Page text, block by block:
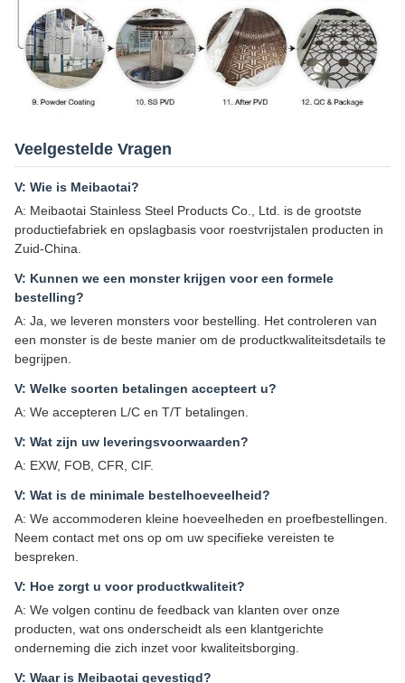
Veelgestelde Vragen
V: Wie is Meibaotai?
A: Meibaotai Stainless Steel Products Co., Ltd. is de grootste
productiefabriek en opslagbasis voor roestvrijstalen producten in
Zuid-China.
V: Kunnen we een monster krijgen voor een formele
bestelling?
A: Ja, we leveren monsters voor bestelling. Het controleren van
een monster is de beste manier om de productkwaliteitsdetails te
begrijpen.
V: Welke soorten betalingen accepteert u?
A: We accepteren L/C en T/T betalingen.
V: Wat zijn uw leveringsvoorwaarden?
A: EXW, FOB, CFR, CIF.
V: Wat is de minimale bestelhoeveelheid?
A: We accommoderen kleine hoeveelheden en proefbestellingen.
Neem contact met ons op om uw specifieke vereisten te
bespreken.
V: Hoe zorgt u voor productkwaliteit?
A: We volgen continu de feedback van klanten over onze
producten, wat ons onderscheidt als een klantgerichte
onderneming die zich inzet voor kwaliteitsborging.
V: Waar is Meibaotai gevestigd?